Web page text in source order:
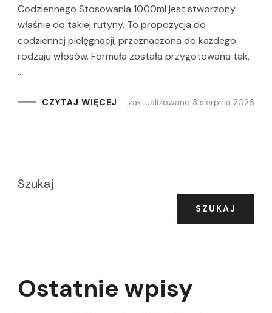
Codziennego Stosowania 1000ml jest stworzony
właśnie do takiej rutyny. To propozycja do
codziennej pielęgnacji, przeznaczona do każdego
rodzaju włosów. Formuła została przygotowana tak,
…
CZYTAJ WIĘCEJ zaktualizowano 3 sierpnia 2026
Szukaj
SZUKAJ
Ostatnie wpisy